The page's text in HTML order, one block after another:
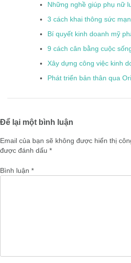
Những nghề giúp phụ nữ
3 cách khai thông sức
Bí quyết kinh doanh mỹ
9 cách cân bằng cuộc
Xây dựng công việc kinh
Phát triển bản thân qua
Để lại một bình luận
Email của bạn sẽ không được hiển thị
được đánh dấu *
Bình luận *